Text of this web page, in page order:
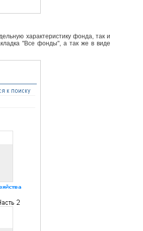
характеристику фонда, так и
"Все фонды", а так же в виде